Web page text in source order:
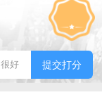
很好 提交打分